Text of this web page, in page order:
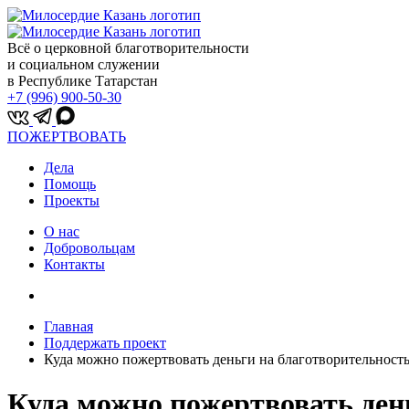
Всё о церковной благотворительности
и социальном служении
в Республике Татарстан
+7 (996) 900-50-30
ПОЖЕРТВОВАТЬ
Дела
Помощь
Проекты
О нас
Добровольцам
Контакты
Главная
Поддержать проект
Куда можно пожертвовать деньги на благотворительность